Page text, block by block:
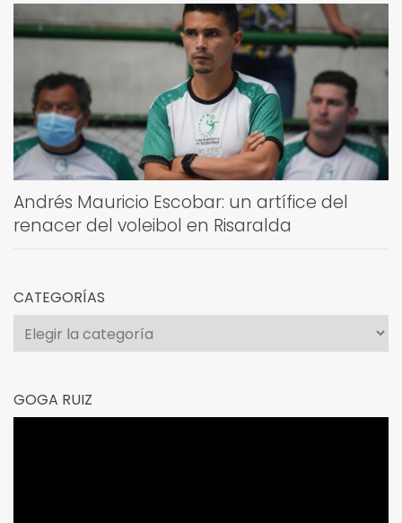
Andrés Mauricio Escobar: un artífice del
renacer del voleibol en Risaralda
CATEGORÍAS
Categorías
GOGA RUIZ